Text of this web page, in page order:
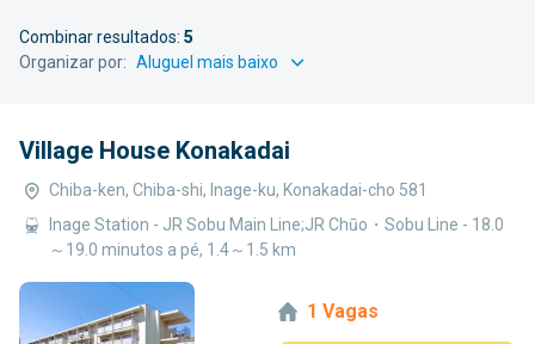
Combinar resultados: 5
Organizar por:
Village House Konakadai
Chiba-ken, Chiba-shi, Inage-ku, Konakadai-cho 581
Inage Station - JR Sobu Main Line;JR Chūo・Sobu Line - 18.0
～19.0 minutos a pé, 1.4～1.5 km
1 Vagas